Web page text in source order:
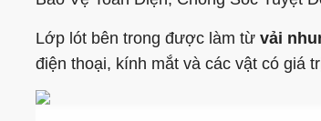
Lớp lót bên trong được làm từ vải
điện thoại, kính mắt và các vật có giá